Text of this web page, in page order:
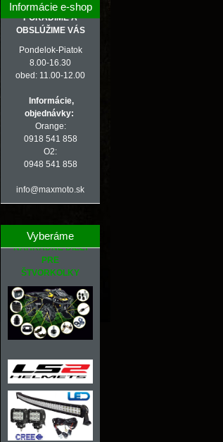
Informácie e-shop
PORADÍME A
OBSLÚŽIME VÁS
Pondelok-Piatok
8.00-16.30
obed: 11.00-12.00
Informácie,
objednávky:
Orange:
0918 541 858
O2:
0948 541 858
info@maxmoto.sk
Vyberáme
NÁHRADNÉ DIELY
PRE
ŠTVORKOLKY